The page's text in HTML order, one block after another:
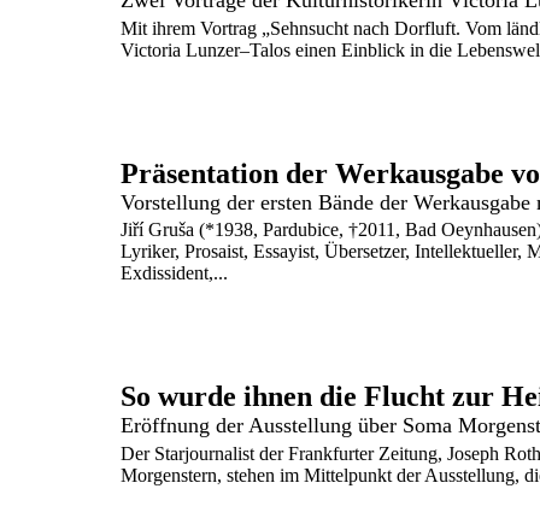
Mit ihrem Vortrag „Sehnsucht nach Dorfluft. Vom
Victoria Lunzer–Talos einen Einblick in die
Präsentation der Werkausgabe
Jiří Gruša (*1938, Pardubice, †2011, Bad
Lyriker, Prosaist, Essayist, Übersetzer, Intellektueller,
Exdissident,...
So wurde ihnen die Flucht zur
Eröffnung der Ausstellung über Soma
Der Starjournalist der Frankfurter Zeitung, Joseph
Morgenstern, stehen im Mittelpunkt der Ausstellung,